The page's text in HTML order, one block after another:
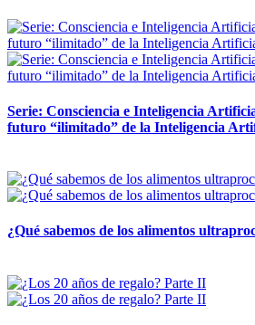
Serie: Consciencia e Inteligencia
futuro “ilimitado” de la Inteligencia
¿Qué sabemos de los alimentos